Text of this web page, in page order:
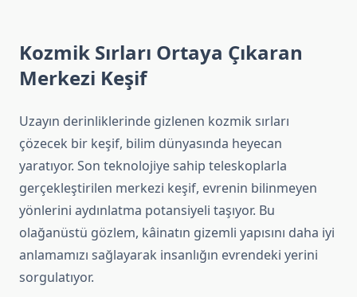
Kozmik Sırları Ortaya Çıkaran
Merkezi Keşif
Uzayın derinliklerinde gizlenen kozmik sırları
çözecek bir keşif, bilim dünyasında heyecan
yaratıyor. Son teknolojiye sahip teleskoplarla
gerçekleştirilen merkezi keşif, evrenin bilinmeyen
yönlerini aydınlatma potansiyeli taşıyor. Bu
olağanüstü gözlem, kâinatın gizemli yapısını daha iyi
anlamamızı sağlayarak insanlığın evrendeki yerini
sorgulatıyor.